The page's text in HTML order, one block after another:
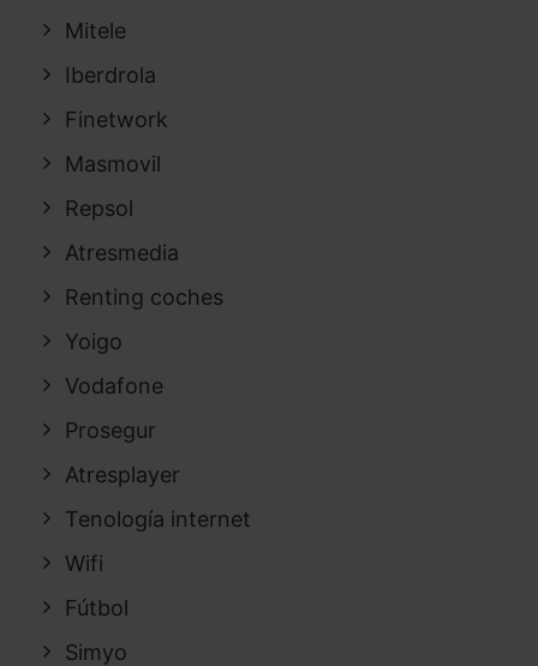
Mitele
Iberdrola
Finetwork
Masmovil
Repsol
Atresmedia
Renting coches
Yoigo
Vodafone
Prosegur
Atresplayer
Tenología internet
Wifi
Fútbol
Simyo